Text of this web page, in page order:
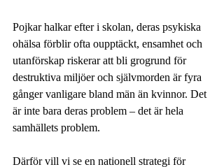
Pojkar halkar efter i skolan, deras psykiska
ohälsa förblir ofta oupptäckt, ensamhet och
utanförskap riskerar att bli grogrund för
destruktiva miljöer och självmorden är fyra
gånger vanligare bland män än kvinnor. Det
är inte bara deras problem – det är hela
samhällets problem.
Därför vill vi se en nationell strategi för